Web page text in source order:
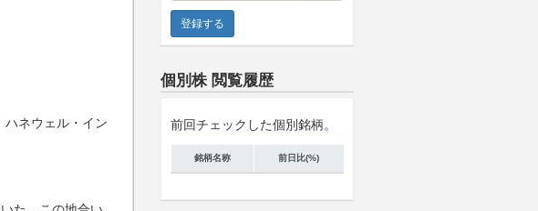
ハネウェル・イン
個別株 閲覧履歴
前回チェックした個別銘柄。
銘柄名称 前日比(%)